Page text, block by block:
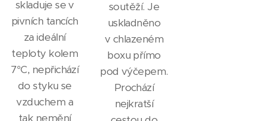
skladuje se v
pivních tancích
za ideální
teploty kolem
7°C, nepřichází
do styku se
vzduchem a
tak nemění
soutěží. Je
uskladněno
v chlazeném
boxu přímo
pod výčepem.
Prochází
nejkratší